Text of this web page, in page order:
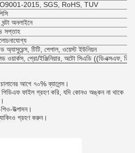
2015, SGS, RoHS, TUV
অনলাইনে
সপ্তাহ
অ্যাসুরেন্স, টিটি, পেপাল, ওয়েস্ট ইউনিয়ন
ওয়ার্কস, প্রো/ইঞ্জিনিয়ার, অটো সিএডি ((ডিএক্সএফ,
আগে ৭০% ব্যালেন্স।
ফাইল গ্রহণ করি, যদি কোনও অঙ্কন না থাকে
উত্পাদন।
গ্রহণ করুন।